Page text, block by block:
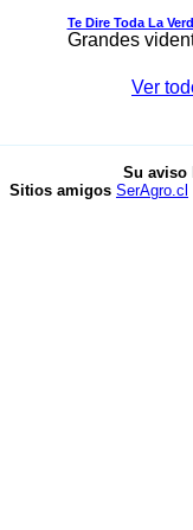
Te Dire Toda La
Grandes
Ver
Su
Sitios amigos SerAgro.cl